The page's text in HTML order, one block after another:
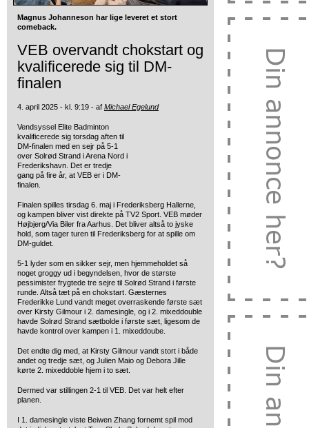
Magnus Johanneson har lige leveret et stort
comeback.
VEB overvandt chokstart og
kvalificerede sig til DM-
finalen
4. april 2025 - kl. 9:19 - af Michael Egelund
Vendsyssel Elite Badminton
kvalificerede sig torsdag aften til
DM-finalen med en sejr på 5-1
over Solrød Strand i Arena Nord i
Frederikshavn. Det er tredje
gang på fire år, at VEB er i DM-
finalen.
Finalen spilles tirsdag 6. maj i Frederiksberg Hallerne,
og kampen bliver vist direkte på TV2 Sport. VEB møder
Højbjerg/Via Biler fra Aarhus. Det bliver altså to jyske
hold, som tager turen til Frederiksberg for at spille om
DM-guldet.
5-1 lyder som en sikker sejr, men hjemmeholdet så
noget groggy ud i begyndelsen, hvor de største
pessimister frygtede tre sejre til Solrød Strand i første
runde. Altså tæt på en chokstart. Gæsternes
Frederikke Lund vandt meget overraskende første sæt
over Kirsty Gilmour i 2. damesingle, og i 2. mixeddouble
havde Solrød Strand sætbolde i første sæt, ligesom de
havde kontrol over kampen i 1. mixeddoube.
Det endte dig med, at Kirsty Gilmour vandt stort i både
andet og tredje sæt, og Julien Maio og Debora Jille
kørte 2. mixeddoble hjem i to sæt.
Dermed var stillingen 2-1 til VEB. Det var helt efter
planen.
I 1. damesingle viste Beiwen Zhang fornemt spil mod